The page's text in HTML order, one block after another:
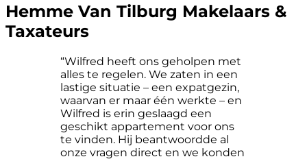
Hemme Van Tilburg Makelaars &
Taxateurs
“Wilfred heeft ons geholpen met
alles te regelen. We zaten in een
lastige situatie – een expatgezin,
waarvan er maar één werkte – en
Wilfred is erin geslaagd een
geschikt appartement voor ons
te vinden. Hij beantwoordde al
onze vragen direct en we konden